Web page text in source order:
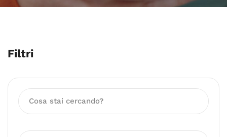
Filtri